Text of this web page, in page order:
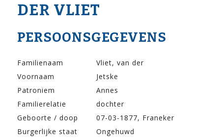
DER VLIET
PERSOONSGEGEVENS
Familienaam
Vliet, van der
Voornaam
Jetske
Patroniem
Annes
Familierelatie
dochter
Geboorte / doop
07-03-1877, Franeker
Burgerlijke staat
Ongehuwd